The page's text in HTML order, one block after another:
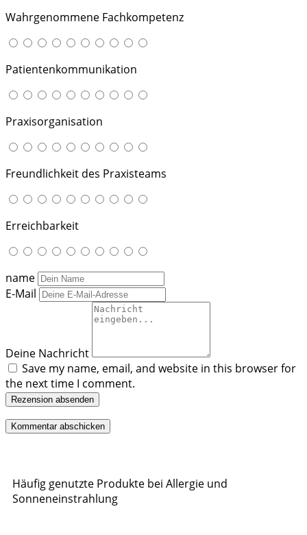
Wahrgenommene Fachkompetenz
Patientenkommunikation
Praxisorganisation
Freundlichkeit des Praxisteams
Erreichbarkeit
name
E-Mail
Deine Nachricht
Save my name, email, and website in this browser for
the next time I comment.
Rezension absenden
Häufig genutzte Produkte bei Allergie und
Sonneneinstrahlung